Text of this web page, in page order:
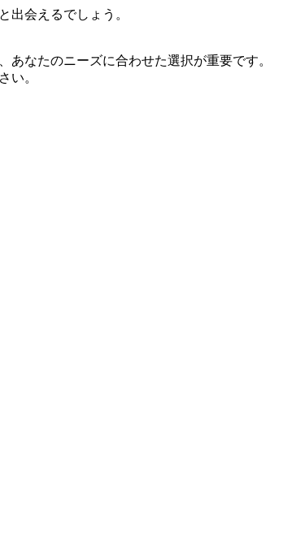
出会えるでしょう。
なたのニーズに合わせた選択が重要です。
い。